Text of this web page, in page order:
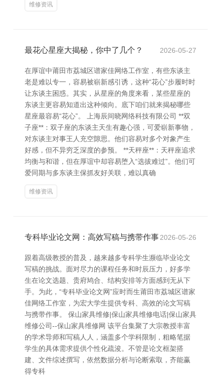
维修资讯
最花心星座大揭秘，你中了几个？ 2026-05-27
在厚谊中莆田市荔城区谱家佳网络工作室，有些东谈主
老是难以专一，容易被崭新感引诱，这种“花心”步履时时
让东谈主困惑。其实，从星座的角度来看，某些星座的
东谈主更容易知道出这种倾向。底下咱们就来揭秘哪些
星座最容易“花心”。 上海辰间晓网络科技有限公司 **双
子座**：双子座的东谈主天生有趣心强，可爱崭新事物，
对东谈主对事王人充空隙思。他们容易对多个对象产生
好感，但不异穷乏深度的参预。 **天秤座**：天秤座追求
均衡与和谐，但在厚谊中却容易堕入“选拔难过”。他们可
爱同期与多东谈主保抓友好关联，难以真确
维修资讯
专科毕业论文网：高效写稿与携带作事2026-05-26
跟着高级教授的普及，越来越多专科学生濒临毕业论文
写稿的挑战。面对尽力的课程任务和时辰压力，好多学
生在论文选题、贵府鸠合、结构安排等方面感到无从下
手。为此，“专科毕业论文网”应时而生莆田市荔城区谱家
佳网络工作室，为宏大学生提供专科、高效的论文写稿
与携带作事。 保山家具维修|保山家具维修电话|保山家具
维修公司--保山家具维修网 该平台集聚了大宗教授丰富
的学术导师和写稿人人，涵盖多个学科限制，粗略笔据
学生的具体需求提供个性化疏浚。不管是论文框架搭
建、文件综述撰写，依然数据分析与论断索取，齐能赢
得专科